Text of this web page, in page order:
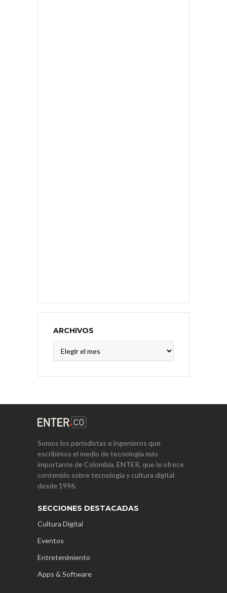
ARCHIVOS
Somos los periodistas e ingenieros que
escribimos el medio de tecnología más
importante de Colombia, ENTER, que le ofrece
contenido sobre tecnología y cultura digital
desde 1996.
SECCIONES DESTACADAS
Cultura Digital
Eventos
Entretenimiento
Apps & Software